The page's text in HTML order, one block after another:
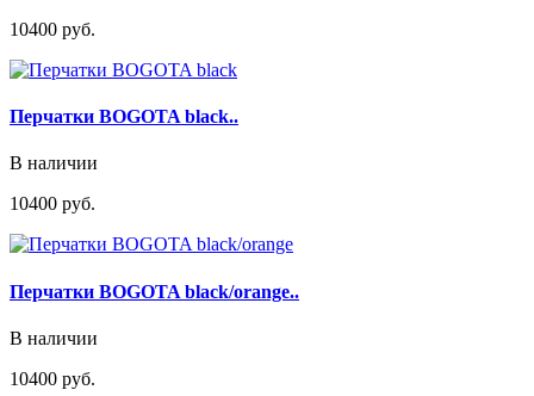
10400 руб.
Перчатки BOGOTA black..
В наличии
10400 руб.
Перчатки BOGOTA black/orange..
В наличии
10400 руб.